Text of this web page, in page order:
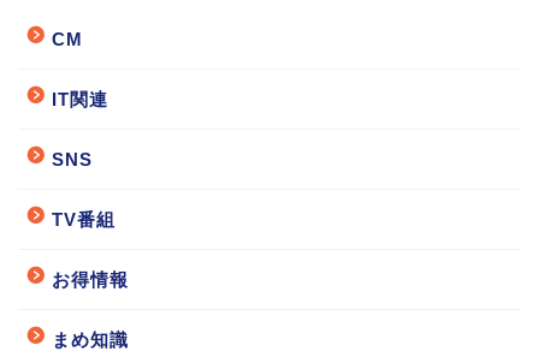
CM
IT関連
SNS
TV番組
お得情報
まめ知識